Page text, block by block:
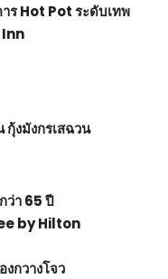
Hot Pot ระดับเทพ
Inn
งมังกรเสฉวน
ว่า 65 ปี
by Hilton
กวางโจว